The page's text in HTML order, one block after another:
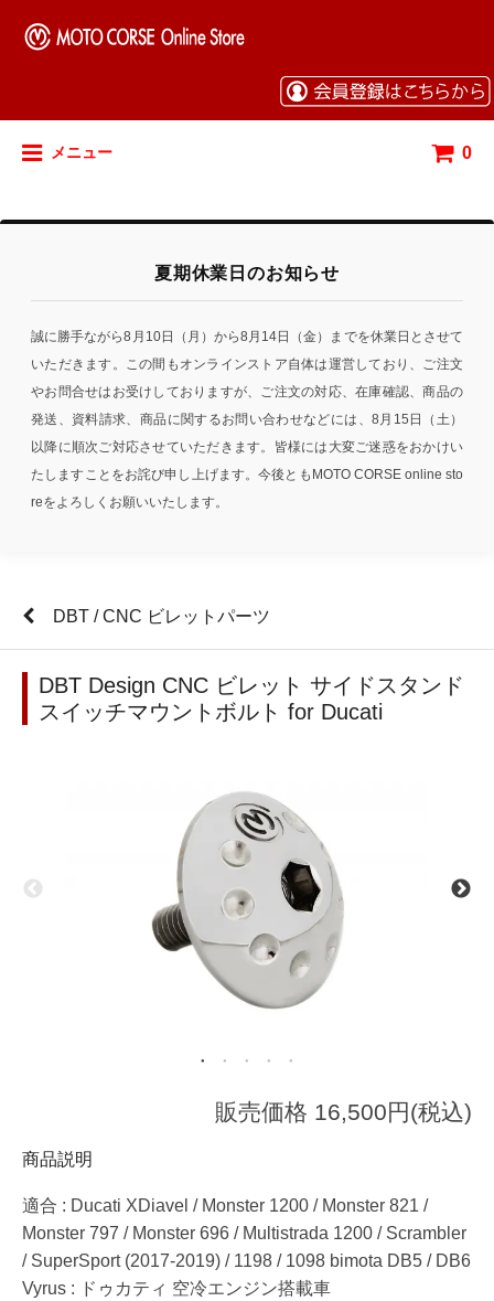
メニュー 0
夏期休業日のお知らせ
誠に勝手ながら8月10日（月）から8月14日（金）までを休業日とさせて
いただきます。この間もオンラインストア自体は運営しており、ご注文
やお問合せはお受けしておりますが、ご注文の対応、在庫確認、商品の
発送、資料請求、商品に関するお問い合わせなどには、8月15日（土）
以降に順次ご対応させていただきます。皆様には大変ご迷惑をおかけい
たしますことをお詫び申し上げます。今後ともMOTO CORSE online sto
reをよろしくお願いいたします。
DBT / CNC ビレットパーツ
DBT Design CNC ビレット サイドスタンド
スイッチマウントボルト for Ducati
販売価格 16,500円(税込)
商品説明
適合 : Ducati XDiavel / Monster 1200 / Monster 821 /
Monster 797 / Monster 696 / Multistrada 1200 / Scrambler
/ SuperSport (2017-2019) / 1198 / 1098 bimota DB5 / DB6
Vyrus : ドゥカティ 空冷エンジン搭載車